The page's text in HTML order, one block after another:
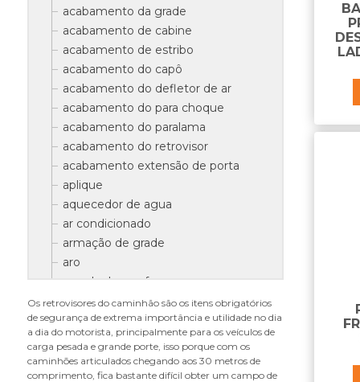
acabamento da grade
acabamento de cabine
acabamento de estribo
acabamento do capô
acabamento do defletor de ar
acabamento do para choque
acabamento do paralama
acabamento do retrovisor
acabamento extensão de porta
aplique
aquecedor de agua
ar condicionado
armação de grade
aro
arruela do parafuso
B
bandeja do retrovisor
base do suporte do paralama
batente da grade
Os retrovisores do caminhão são os itens obrigatórios
de segurança de extrema importância e utilidade no dia
a dia do motorista, principalmente para os veículos de
carga pesada e grande porte, isso porque com os
caminhões articulados chegando aos 30 metros de
comprimento, fica bastante difícil obter um campo de